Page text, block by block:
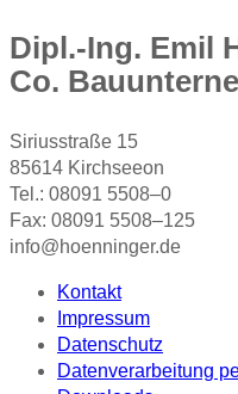
Dipl.-Ing. Emil
Co.
Siriusstraße 15
85614 Kirchseeon
Tel.: 08091 5508–0
Fax: 08091 5508–125
info@hoenninger.de
Kontakt
Impressum
Datenschutz
Datenverarbeitung